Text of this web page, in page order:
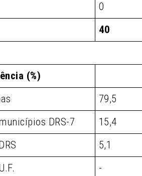
0
40
(%)
79,5
DRS-7
15,4
5,1
-